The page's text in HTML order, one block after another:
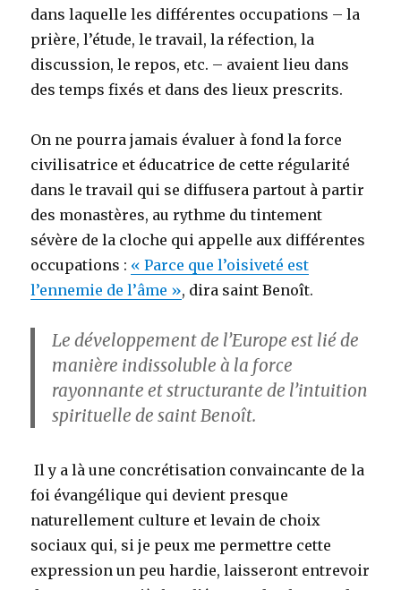
dans laquelle les différentes occupations – la
prière, l’étude, le travail, la réfection, la
discussion, le repos, etc. – avaient lieu dans
des temps fixés et dans des lieux prescrits.
On ne pourra jamais évaluer à fond la force
civilisatrice et éducatrice de cette régularité
dans le travail qui se diffusera partout à partir
des monastères, au rythme du tintement
sévère de la cloche qui appelle aux différentes
occupations : « Parce que l’oisiveté est
l’ennemie de l’âme », dira saint Benoît.
Le développement de l’Europe est lié de
manière indissoluble à la force
rayonnante et structurante de l’intuition
spirituelle de saint Benoît.
Il y a là une concrétisation convaincante de la
foi évangélique qui devient presque
naturellement culture et levain de choix
sociaux qui, si je peux me permettre cette
expression un peu hardie, laisseront entrevoir